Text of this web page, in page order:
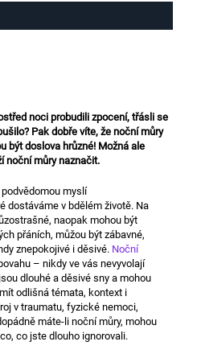
noci probudili zpocení, třásli se
Pak dobře víte, že noční můry
být doslova hrůzné! Možná ale
noční můry naznačit.
myslí
dostáváme v bdělém životě. Na
naopak mohou být
přáních, můžou být zábavné,
znepokojivé i děsivé. Noční
– nikdy ve vás nevyvolají
dlouhé a děsivé sny a mohou
odlišná témata, kontext i
v traumatu, fyzické nemoci,
máte-li noční můry, mohou
co jste dlouho ignorovali.